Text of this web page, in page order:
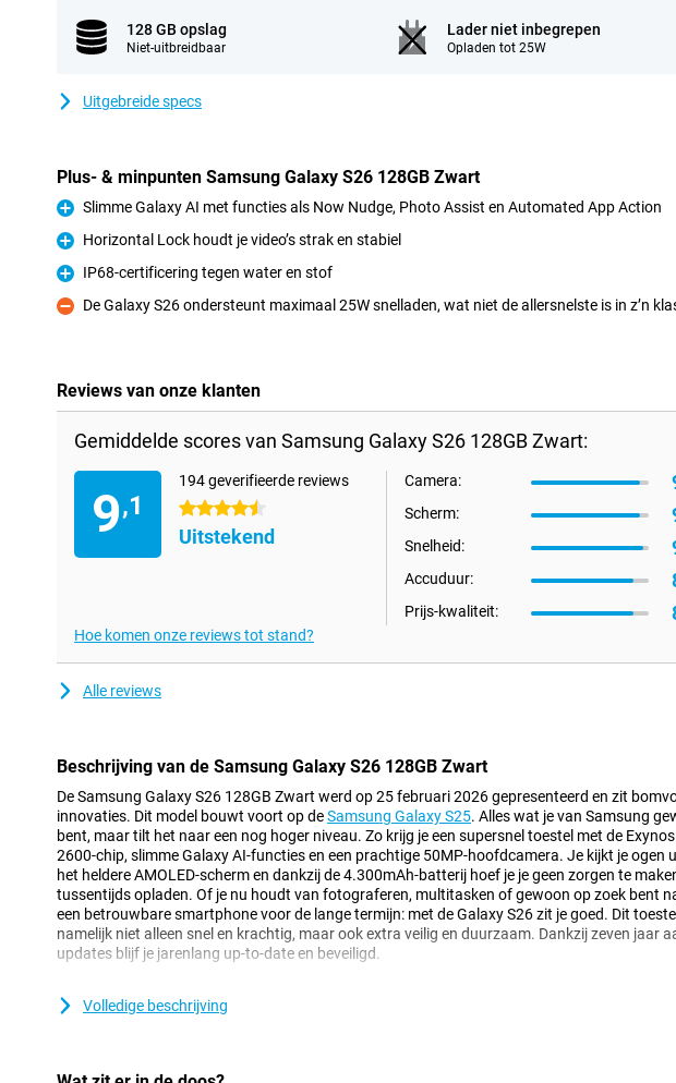
128 GB opslag
Niet-uitbreidbaar
Lader niet inbegrepen
Opladen tot 25W
Uitgebreide specs
Plus- & minpunten Samsung Galaxy S26 128GB Zwart
Pluspunt
Slimme Galaxy AI met functies als Now Nudge, Photo Assist en Automated App Action
Pluspunt
Horizontal Lock houdt je video’s strak en stabiel
Pluspunt
IP68-certificering tegen water en stof
Minpunt
De Galaxy S26 ondersteunt maximaal 25W snelladen, wat niet de allersnelste is in z’n
Reviews van onze klanten
Gemiddelde scores van Samsung Galaxy S26 128GB Zwart:
9,1
194 geverifieerde reviews
4.5 sterren
Uitstekend
Camera:
Scherm:
Snelheid:
Accuduur:
Prijs-kwaliteit:
Hoe komen onze reviews tot stand?
Alle reviews
Beschrijving van de Samsung Galaxy S26 128GB Zwart
De Samsung Galaxy S26 128GB Zwart werd op 25 februari 2026 gepresenteerd en zit
innovaties. Dit model bouwt voort op deSamsung Galaxy S25. Alles wat je van Samsung
bent, maar tilt het naar een nog hoger niveau. Zo krijg je een supersnel toestel met de Exynos
2600-chip, slimme Galaxy AI-functies en een prachtige 50MP-hoofdcamera. Je kijkt je ogen
het heldere AMOLED-scherm en dankzij de 4.300mAh-batterij hoef je je geen zorgen te
tussentijds opladen. Of je nu houdt van fotograferen, multitasken of gewoon op zoek bent
een betrouwbare smartphone voor de lange termijn: met de Galaxy S26 zit je goed. Dit
namelijk niet alleen snel en krachtig, maar ook extra veilig en duurzaam. Dankzij zeven jaar
updates blijf je jarenlang up-to-date en beveiligd.
Galaxy AI maakt jouw leven makkelijker
Volledige beschrijving